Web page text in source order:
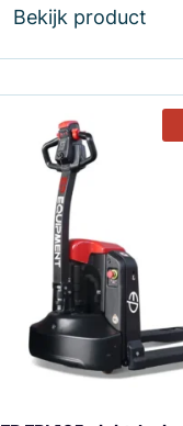
Bekijk product
product
meerdere
variaties.
gekozen
worden